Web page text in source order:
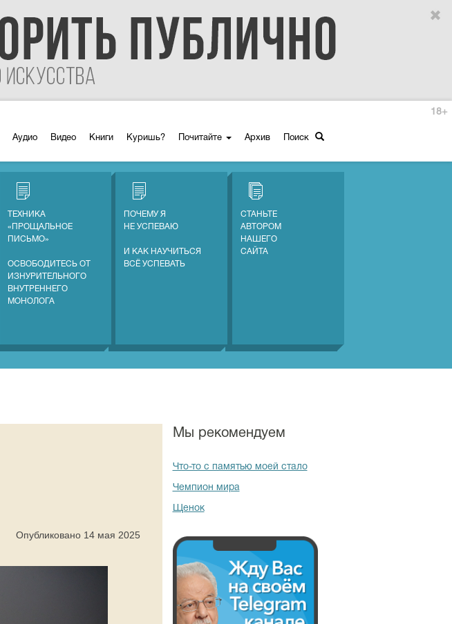
Аудио Видео Книги Куришь? Почитайте Архив Поиск
18+
ТЕХНИКА
«ПРОЩАЛЬНОЕ
ПИСЬМО»
ОСВОБОДИТЕСЬ ОТ
ИЗНУРИТЕЛЬНОГО
ВНУТРЕННЕГО
МОНОЛОГА
ПОЧЕМУ Я
НЕ УСПЕВАЮ
И КАК НАУЧИТЬСЯ
ВСЁ УСПЕВАТЬ
СТАНЬТЕ
АВТОРОМ
НАШЕГО
САЙТА
Опубликовано 14 мая 2025
Мы рекомендуем
Что-то с памятью моей стало
Чемпион мира
Щенок